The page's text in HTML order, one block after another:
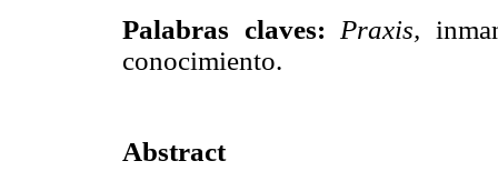
Palabras claves:
Praxis,
conocimiento.
Abstract